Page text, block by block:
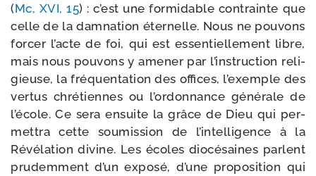
(Mc, XVI, 15) : c’est une for­mi­dable contrainte que
celle de la dam­na­tion éter­nelle. Nous ne pou­vons
for­cer l’acte de foi, qui est essen­tiel­le­ment libre,
mais nous pou­vons y ame­ner par l’ins­truc­tion reli­
gieuse, la fré­quen­ta­tion des offices, l’exemple des
ver­tus chré­tiennes ou l’or­don­nance géné­rale de
l’é­cole. Ce sera ensuite la grâce de Dieu qui per­
met­tra cette sou­mis­sion de l’in­tel­li­gence à la
Révélation divine. Les écoles dio­cé­saines parlent
pru­dem­ment d’un expo­sé, d’une pro­po­si­tion qui